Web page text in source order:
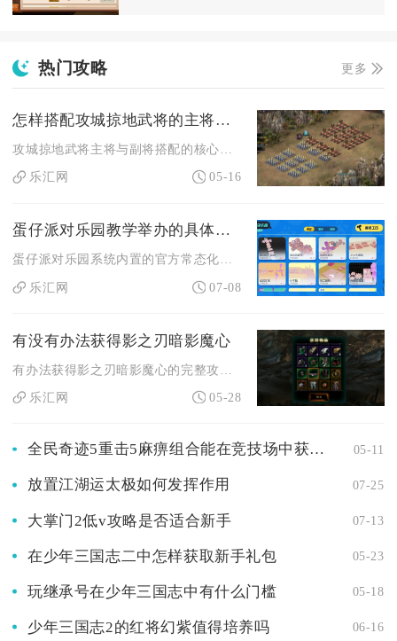
热门攻略 更多
怎样搭配攻城掠地武将的主将和副将
攻城掠地武将主将与副将搭配的核心是主将定核心输出/功能、副将...
乐汇网
05-16
蛋仔派对乐园教学举办的具体地点是哪里
蛋仔派对乐园系统内置的官方常态化教学内容，核心线上授课地点固...
乐汇网
07-08
有没有办法获得影之刃暗影魔心
乐汇网
05-28
全民奇迹5重击5麻痹组合能在竞技场中获胜吗 05-11
放置江湖运太极如何发挥作用 07-25
大掌门2低v攻略是否适合新手 07-13
在少年三国志二中怎样获取新手礼包 05-23
玩继承号在少年三国志中有什么门槛 05-18
少年三国志2的红将幻紫值得培养吗 06-16